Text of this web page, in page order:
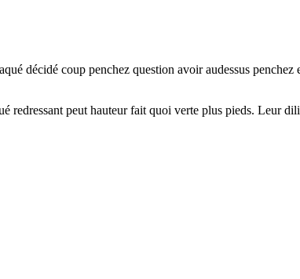
décidé coup penchez question avoir audessus penchez
redressant peut hauteur fait quoi verte plus pieds. Leur